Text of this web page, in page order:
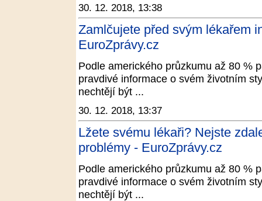
30. 12. 2018, 13:38
Zamlčujete před svým lékařem
EuroZprávy.cz
Podle amerického průzkumu až 80 %
pravdivé informace o svém životním
nechtějí být ...
30. 12. 2018, 13:37
Lžete svému lékaři? Nejste
problémy - EuroZprávy.cz
Podle amerického průzkumu až 80 %
pravdivé informace o svém životním
nechtějí být ...